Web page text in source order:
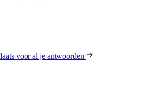
voor al je antwoorden